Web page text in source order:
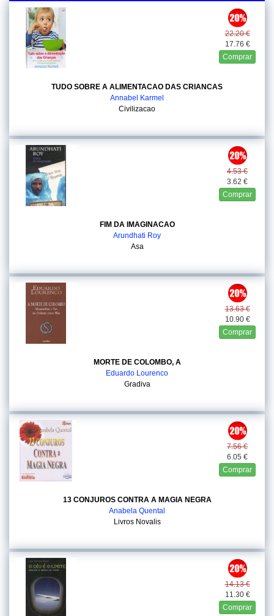
22.20 €
17.76 €
Comprar
TUDO SOBRE A ALIMENTACAO DAS CRIANCAS
Annabel Karmel
Civilizacao
4.53 €
3.62 €
Comprar
FIM DA IMAGINACAO
Arundhati Roy
Asa
13.63 €
10.90 €
Comprar
MORTE DE COLOMBO, A
Eduardo Lourenco
Gradiva
7.56 €
6.05 €
Comprar
13 CONJUROS CONTRA A MAGIA NEGRA
Anabela Quental
Livros Novalis
14.13 €
11.30 €
Comprar